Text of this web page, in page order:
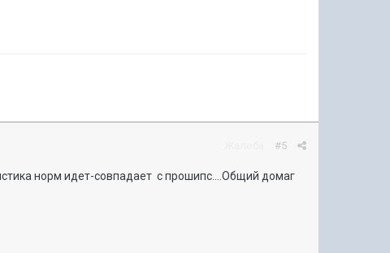
#5
норм идет-совпадает с прошипс....Общий домаг